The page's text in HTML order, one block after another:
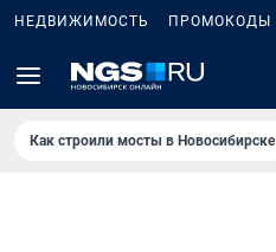
НЕДВИЖИМОСТЬ ПРОМОКОДЫ
Как строили мосты в Новосибирске